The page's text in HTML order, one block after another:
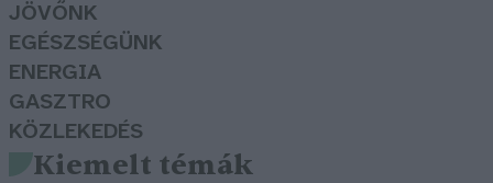
JÖVŐNK
EGÉSZSÉGÜNK
ENERGIA
GASZTRO
KÖZLEKEDÉS
Kiemelt témák